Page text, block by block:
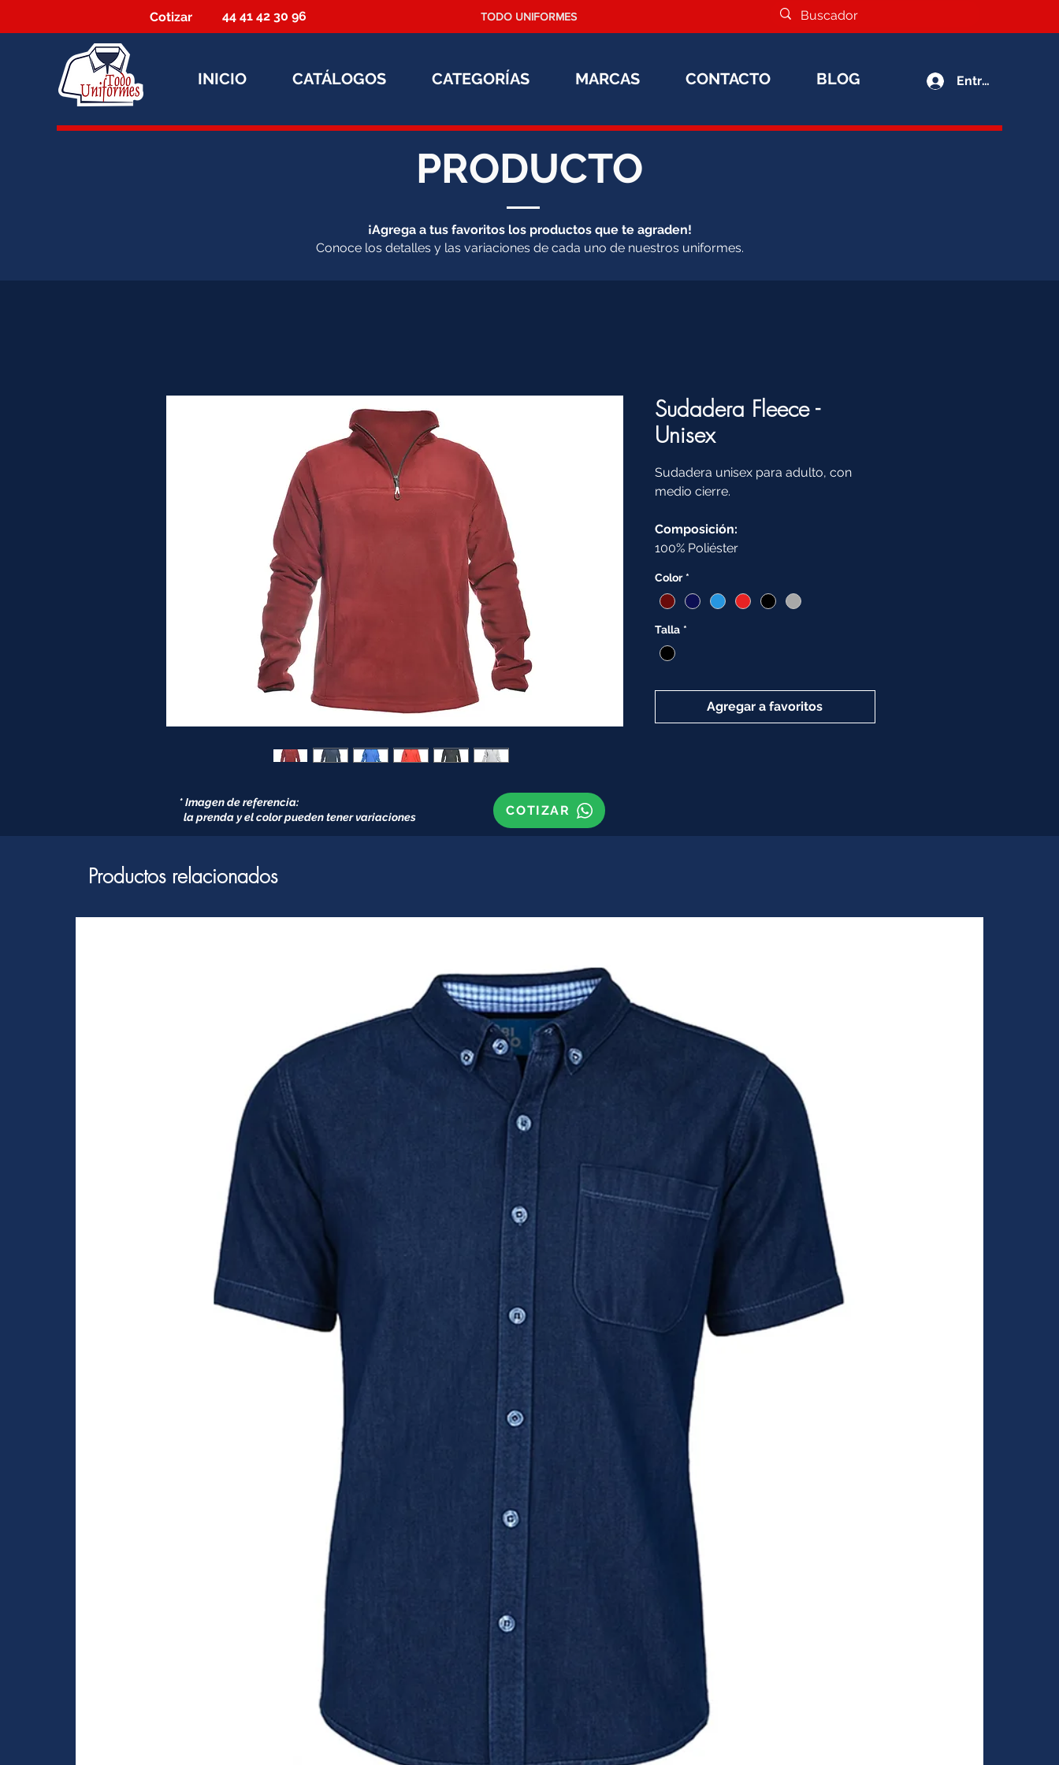
Cotizar 44 41 42 30 96 TODO UNIFORMES
INICIO CATÁLOGOS CATEGORÍAS MARCAS CONTACTO BLOG Entrar
PRODUCTO
¡Agrega a tus favoritos los productos que te agraden!
Conoce los detalles y las variaciones de cada uno de nuestros uniformes.
Sudadera Fleece -
Unisex
Sudadera unisex para adulto, con
medio cierre.
Composición:
100% Poliéster
Color *
Talla *
Agregar a favoritos
COTIZAR
* Imagen de referencia:
la prenda y el color pueden tener variaciones
Productos relacionados